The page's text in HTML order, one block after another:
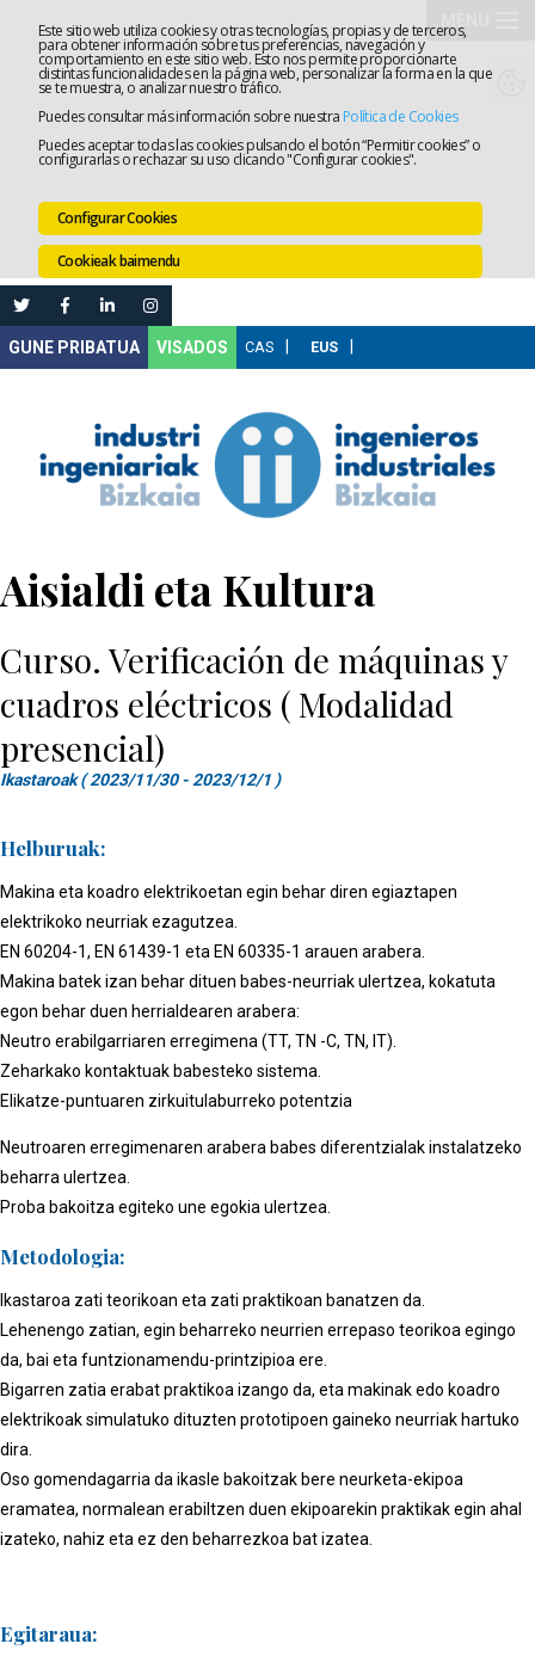
Este sitio web utiliza cookies y otras tecnologías, propias y de terceros,
para obtener información sobre tus preferencias, navegación y
comportamiento en este sitio web. Esto nos permite proporcionarte
distintas funcionalidades en la página web, personalizar la forma en la que
se te muestra, o analizar nuestro tráfico.
Puedes consultar más información sobre nuestra Política de Cookies
Puedes aceptar todas las cookies pulsando el botón “Permitir cookies” o
configurarlas o rechazar su uso clicando "Configurar cookies".
Configurar Cookies
Cookieak baimendu
VISADOS
Aisialdi eta Kultura
Curso. Verificación de máquinas y
cuadros eléctricos ( Modalidad
presencial)
Ikastaroak ( 2023/11/30 - 2023/12/1 )
Helburuak:
Makina eta koadro elektrikoetan egin behar diren egiaztapen
elektrikoko neurriak ezagutzea.
EN 60204-1, EN 61439-1 eta EN 60335-1 arauen arabera.
Makina batek izan behar dituen babes-neurriak ulertzea, kokatuta
egon behar duen herrialdearen arabera:
Neutro erabilgarriaren erregimena (TT, TN -C, TN, IT).
Zeharkako kontaktuak babesteko sistema.
Elikatze-puntuaren zirkuitulaburreko potentzia
Neutroaren erregimenaren arabera babes diferentzialak instalatzeko
beharra ulertzea.
Proba bakoitza egiteko une egokia ulertzea.
Metodologia:
Ikastaroa zati teorikoan eta zati praktikoan banatzen da.
Lehenengo zatian, egin beharreko neurrien errepaso teorikoa egingo
da, bai eta funtzionamendu-printzipioa ere.
Bigarren zatia erabat praktikoa izango da, eta makinak edo koadro
elektrikoak simulatuko dituzten prototipoen gaineko neurriak hartuko
dira.
Oso gomendagarria da ikasle bakoitzak bere neurketa-ekipoa
eramatea, normalean erabiltzen duen ekipoarekin praktikak egin ahal
izateko, nahiz eta ez den beharrezkoa bat izatea.
Egitaraua:
Elkargoa
Lanaren
Leihatila